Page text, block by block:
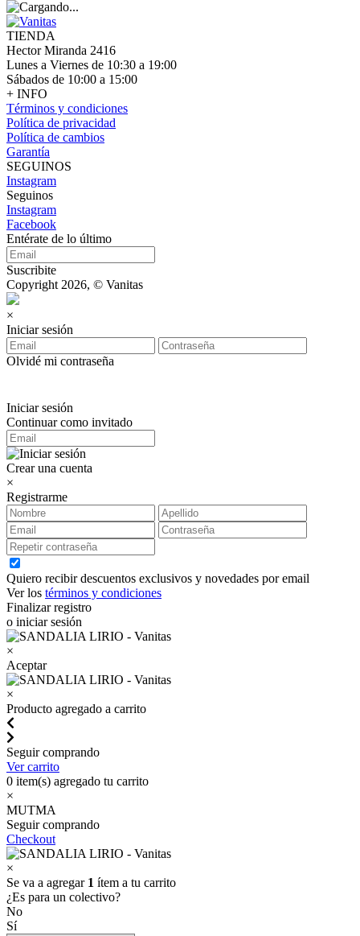
TIENDA
Hector Miranda 2416
Lunes a Viernes de 10:30 a 19:00
Sábados de 10:00 a 15:00
+ INFO
Términos y condiciones
Política de privacidad
Política de cambios
Garantía
SEGUINOS
Instagram
Seguinos
Instagram
Facebook
Entérate de lo último
Suscribite
Copyright 2026, © Vanitas
×
Iniciar sesión
Olvidé mi contraseña
Iniciar sesión
Continuar como invitado
Crear una cuenta
×
Registrarme
Quiero recibir descuentos exclusivos y novedades por email
Ver los términos y condiciones
Finalizar registro
o iniciar sesión
×
Aceptar
×
Producto agregado a carrito
Seguir comprando
Ver carrito
0 item(s) agregado tu carrito
×
MUTMA
Seguir comprando
Checkout
×
Se va a agregar 1 ítem a tu carrito
¿Es para un colectivo?
No
Sí